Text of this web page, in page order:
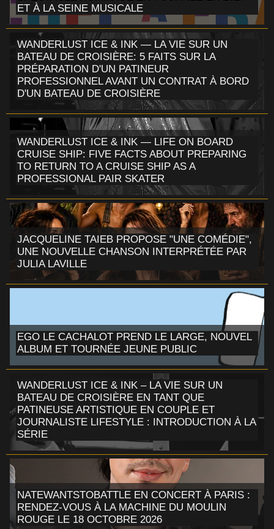
ET À LA SEINE MUSICALE
WANDERLUST ICE & INK — LA VIE SUR UN
BATEAU DE CROISIÈRE: 5 FAITS SUR LA
PRÉPARATION D'UN PATINEUR
PROFESSIONNEL AVANT UN CONTRAT À BORD
D'UN BATEAU DE CROISIÈRE
WANDERLUST ICE & INK — LIFE ON BOARD
CRUISE SHIP: FIVE FACTS ABOUT PREPARING
TO RETURN TO A CRUISE SHIP AS A
PROFESSIONAL PAIR SKATER
JACQUELINE TAIEB PROPOSE "UNE COMÉDIE",
UNE NOUVELLE CHANSON INTERPRÉTÉE PAR
JULIA LAVILLE
EGO LE CACHALOT PREND LE LARGE, NOUVEL
ALBUM ET TOURNÉE JEUNE PUBLIC
WANDERLUST ICE & INK – LA VIE SUR UN
BATEAU DE CROISIÈRE EN TANT QUE
PATINEUSE ARTISTIQUE EN COUPLE ET
JOURNALISTE LIFESTYLE : INTRODUCTION À LA
SÉRIE
NATEWANTSTOBATTLE EN CONCERT À PARIS :
RENDEZ-VOUS À LA MACHINE DU MOULIN
ROUGE LE 18 OCTOBRE 2026